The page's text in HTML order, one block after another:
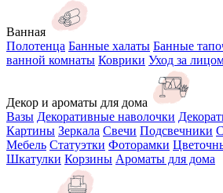
Ванная
Полотенца Банные халаты Банные
ванной комнаты Коврики Уход за
Декор и ароматы для дома
Вазы Декоративные наволочки
Картины Зеркала Свечи Подсвечники
Мебель Статуэтки Фоторамки
Шкатулки Корзины Ароматы для дома